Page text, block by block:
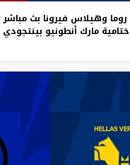
روما وهيلاس فيرونا بث مباشر
ختامية مارك أنطونيو بينتجودي